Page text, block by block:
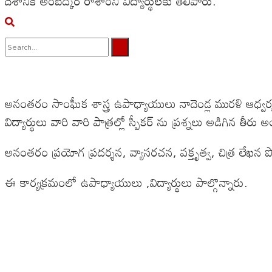
View All Result
అనంతరం సాంఘీక శాస్త్ర ఉపాధ్యాయులు నాదెండ్ల మురళి
విద్యార్థులు వారి వారి పాత్రల్లో స్పీకర్ ను ప్రశ్నలు అడిగిన తీరు
అనంతరం ప్రయోగ ప్రదర్శన, వ్యాసరచన, వక్తృత్వ, చిత్ర
ఈ కార్యక్రమంలో ఉపాధ్యాయులు ,విద్యార్థులు పాల్గొన్నారు.